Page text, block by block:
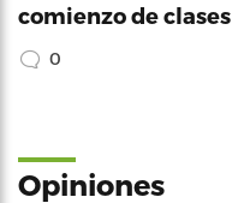
comienzo de clases
0
Opiniones